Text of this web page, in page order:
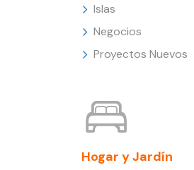
Islas
Negocios
Proyectos Nuevos
Hogar y Jardín